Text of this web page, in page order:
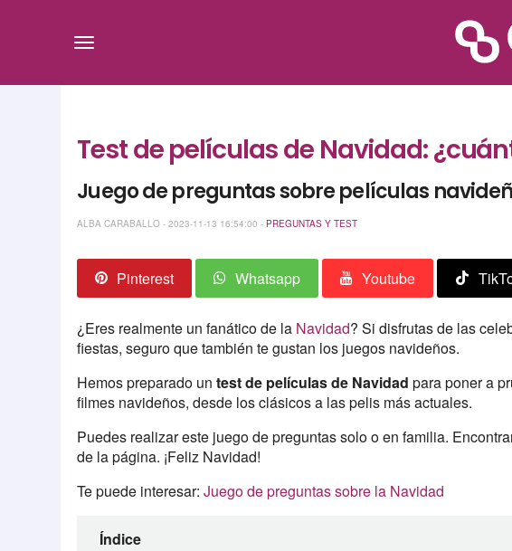
Test de películas de Navidad:
Juego de preguntas sobre películas
ALBA CARABALLO - 2023-11-13 16:54:00 - PREGUNTAS Y TEST
Pinterest Whatsapp Youtube
¿Eres realmente un fanático de la Navidad? Si disfrutas de las
fiestas, seguro que también te gustan los juegos navideños.
Hemos preparado un test de películas de Navidad para poner a
filmes navideños, desde los clásicos a las pelis más actuales.
Puedes realizar este juego de preguntas solo o en familia.
de la página. ¡Feliz Navidad!
Te puede interesar:Juego de preguntas sobre la Navidad
Índice